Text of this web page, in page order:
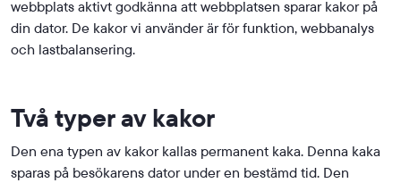
webbplats aktivt godkänna att webbplatsen sparar kakor på
din dator. De kakor vi använder är för funktion, webbanalys
och lastbalansering.
Två typer av kakor
Den ena typen av kakor kallas permanent kaka. Denna kaka
sparas på besökarens dator under en bestämd tid. Den